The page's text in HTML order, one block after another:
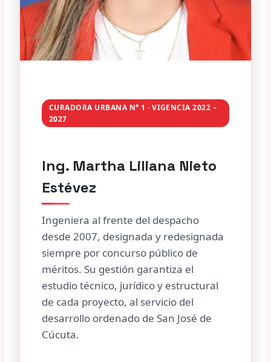
CURADORA URBANA N° 1 · VIGENCIA 2022 –
2027
Ing. Martha Liliana Nieto
Estévez
Ingeniera al frente del despacho
desde 2007, designada y redesignada
siempre por concurso público de
méritos. Su gestión garantiza el
estudio técnico, jurídico y estructural
de cada proyecto, al servicio del
desarrollo ordenado de San José de
Cúcuta.